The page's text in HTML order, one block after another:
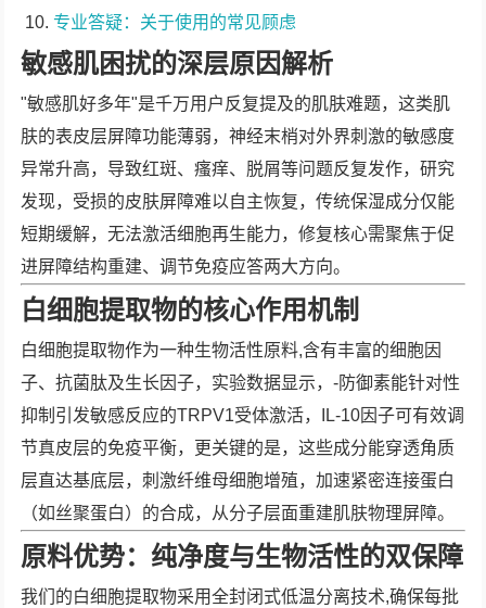
专业答疑：关于使用的常见顾虑
敏感肌困扰的深层原因解析
"敏感肌好多年"是千万用户反复提及的肌肤难题，这类肌
肤的表皮层屏障功能薄弱，神经末梢对外界刺激的敏感度
异常升高，导致红斑、瘙痒、脱屑等问题反复发作，研究
发现，受损的皮肤屏障难以自主恢复，传统保湿成分仅能
短期缓解，无法激活细胞再生能力，修复核心需聚焦于促
进屏障结构重建、调节免疫应答两大方向。
白细胞提取物的核心作用机制
白细胞提取物作为一种生物活性原料,含有丰富的细胞因
子、抗菌肽及生长因子，实验数据显示，-防御素能针对性
抑制引发敏感反应的TRPV1受体激活，IL-10因子可有效调
节真皮层的免疫平衡，更关键的是，这些成分能穿透角质
层直达基底层，刺激纤维母细胞增殖，加速紧密连接蛋白
（如丝聚蛋白）的合成，从分子层面重建肌肤物理屏障。
原料优势：纯净度与生物活性的双保障
我们的白细胞提取物采用全封闭式低温分离技术,确保每批